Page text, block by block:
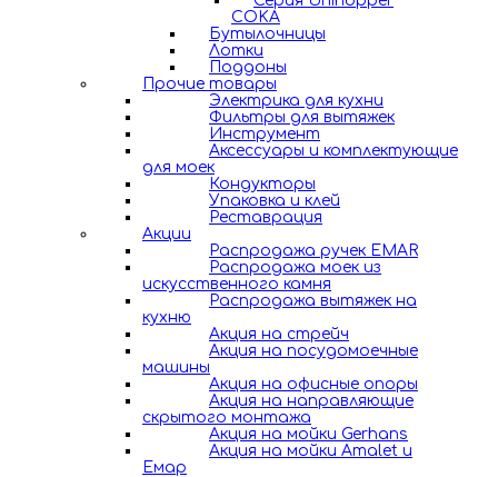
COKA
Бутылочницы
Лотки
Поддоны
Прочие товары
Электрика для кухни
Фильтры для вытяжек
Инструмент
Аксессуары и комплектующие
для моек
Кондукторы
Упаковка и клей
Реставрация
Акции
Распродажа ручек EMAR
Распродажа моек из
искусственного камня
Распродажа вытяжек на
кухню
Акция на стрейч
Акция на посудомоечные
машины
Акция на офисные опоры
Акция на направляющие
скрытого монтажа
Акция на мойки Gerhans
Акция на мойки Amalet и
Емар